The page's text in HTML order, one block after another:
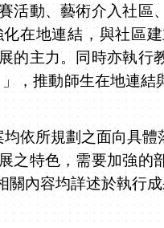
活動、藝術介入社區
在地連結，與社區
的主力。同時亦執行
，推動師生在地連結
依所規劃之面向具
之特色，需要加強
內容均詳述於執行成